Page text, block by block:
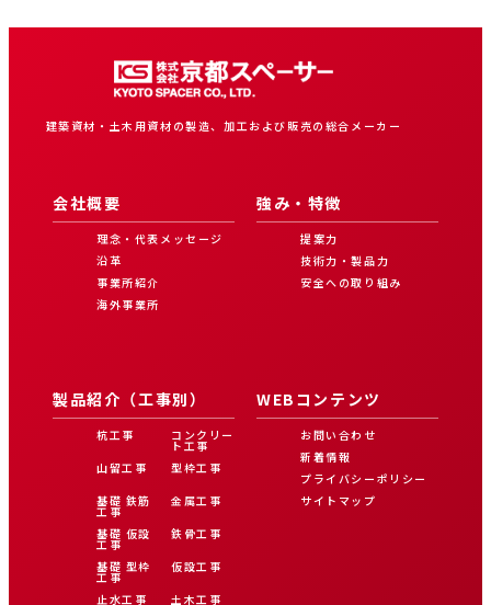
建築資材・土木用資材の製造、加工および販売の総合メーカー
会社概要
理念・代表メッセージ
沿革
事業所紹介
海外事業所
強み・特徴
提案力
技術力・製品力
安全への取り組み
製品紹介（工事別）
杭工事
山留工事
基礎 鉄筋
工事
基礎 仮設
工事
基礎 型枠
工事
止水工事
コンクリー
ト工事
型枠工事
金属工事
鉄骨工事
仮設工事
土木工事
WEBコンテンツ
お問い合わせ
新着情報
プライバシーポリシー
サイトマップ